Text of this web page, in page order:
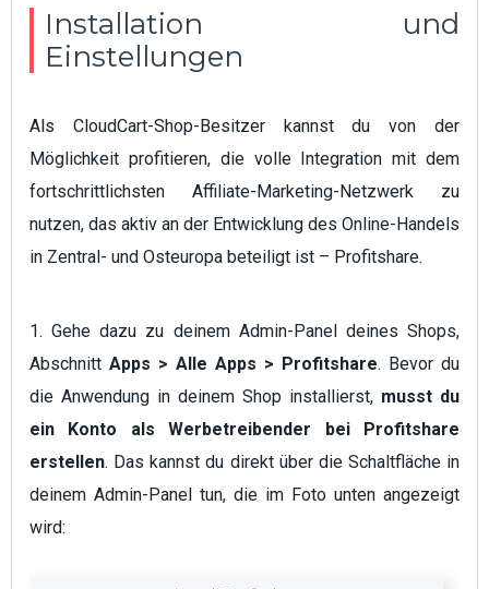
Installation und
Einstellungen
Als CloudCart-Shop-Besitzer kannst du von der
Möglichkeit profitieren, die volle Integration mit dem
fortschrittlichsten Affiliate-Marketing-Netzwerk zu
nutzen, das aktiv an der Entwicklung des Online-Handels
in Zentral- und Osteuropa beteiligt ist – Profitshare.
1. Gehe dazu zu deinem Admin-Panel deines Shops,
Abschnitt Apps > Alle Apps > Profitshare. Bevor du
die Anwendung in deinem Shop installierst, musst du
ein Konto als Werbetreibender bei Profitshare
erstellen. Das kannst du direkt über die Schaltfläche in
deinem Admin-Panel tun, die im Foto unten angezeigt
wird: